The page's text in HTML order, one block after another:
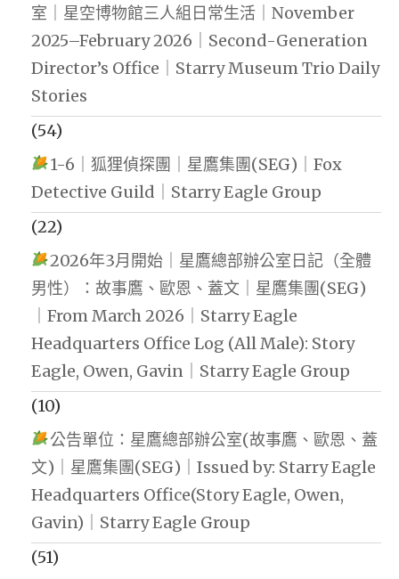
室｜星空博物館三人組日常生活｜November
2025–February 2026｜Second-Generation
Director’s Office｜Starry Museum Trio Daily
Stories
(54)
1-6｜狐狸偵探團｜星鷹集團(SEG)｜Fox
Detective Guild｜Starry Eagle Group
(22)
2026年3月開始｜星鷹總部辦公室日記（全體
男性）：故事鷹、歐恩、蓋文｜星鷹集團(SEG)
｜From March 2026｜Starry Eagle
Headquarters Office Log (All Male): Story
Eagle, Owen, Gavin｜Starry Eagle Group
(10)
公告單位：星鷹總部辦公室(故事鷹、歐恩、蓋
文)｜星鷹集團(SEG)｜Issued by: Starry Eagle
Headquarters Office(Story Eagle, Owen,
Gavin)｜Starry Eagle Group
(51)